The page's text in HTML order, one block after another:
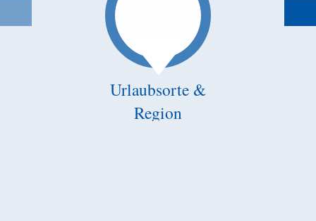
Urlaubsorte &
Region